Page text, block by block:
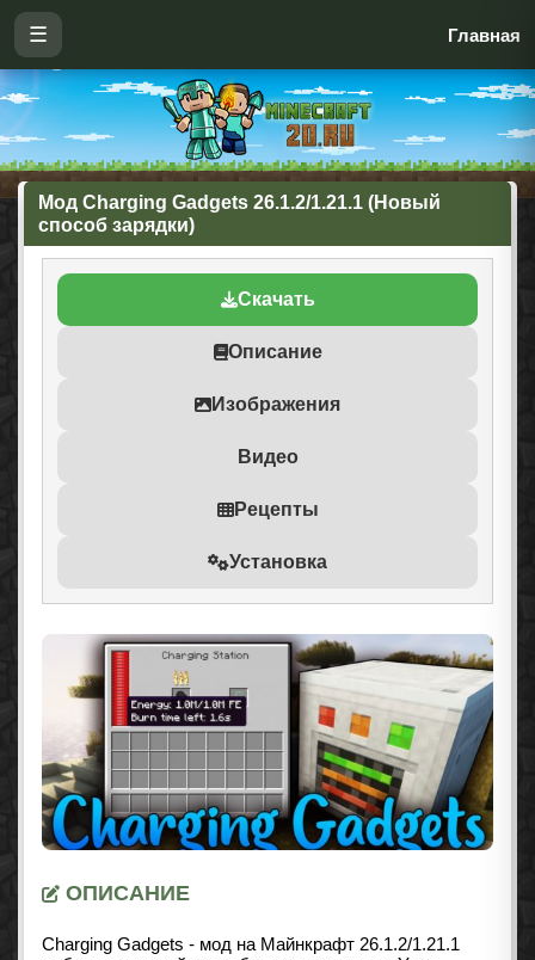
☰ Главная
Мод Charging Gadgets 26.1.2/1.21.1 (Новый
способ зарядки)
Скачать
Описание
Изображения
Видео
Рецепты
Установка
ОПИСАНИЕ
Charging Gadgets - мод на Майнкрафт 26.1.2/1.21.1